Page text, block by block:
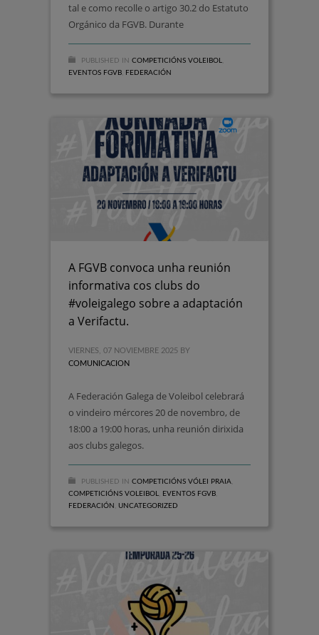
tal e como recolle o artigo 30.2 do Estatuto
Orgánico da FGVB. Durante
PUBLISHED IN COMPETICIÓNS VOLEIBOL
EVENTOS FGVB
FEDERACIÓN
A FGVB convoca unha reunión
informativa cos clubs do
#voleigalego sobre a adaptación
a Verifactu.
VIERNES, 07 NOVIEMBRE 2025 BY
COMUNICACION
A Federación Galega de Voleibol celebrará
o vindeiro mércores 20 de novembro, de
18:00 a 19:00 horas, unha reunión dirixida
aos clubs galegos.
PUBLISHED IN COMPETICIÓNS VÓLEI PRAIA
COMPETICIÓNS VOLEIBOL
EVENTOS FGVB
FEDERACIÓN
UNCATEGORIZED